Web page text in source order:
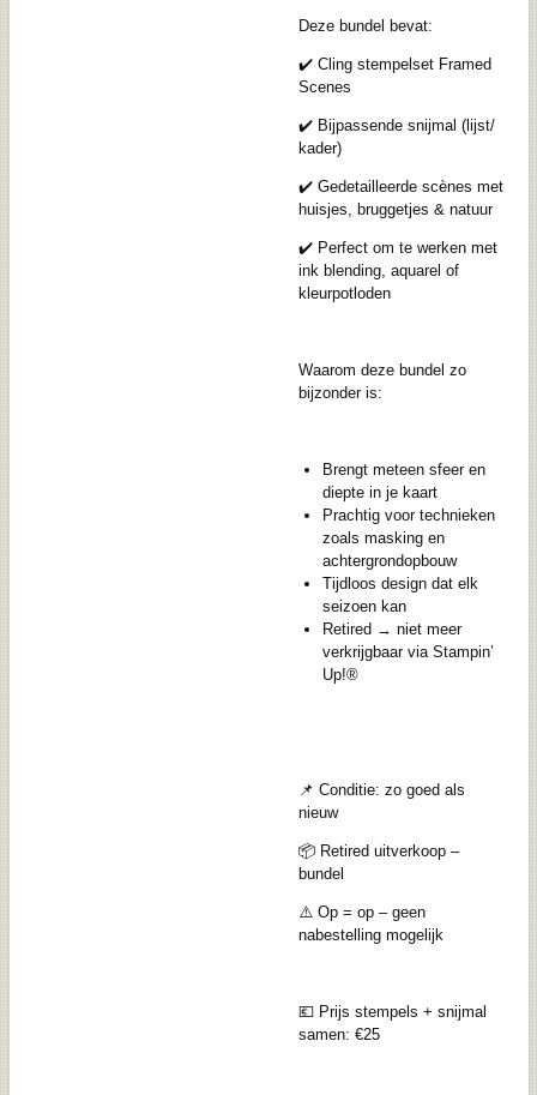
Deze bundel bevat:
✔️ Cling stempelset Framed
Scenes
✔️ Bijpassende snijmal (lijst/
kader)
✔️ Gedetailleerde scènes met
huisjes, bruggetjes & natuur
✔️ Perfect om te werken met
ink blending, aquarel of
kleurpotloden
Waarom deze bundel zo
bijzonder is:
Brengt meteen sfeer en
diepte in je kaart
Prachtig voor technieken
zoals masking en
achtergrondopbouw
Tijdloos design dat elk
seizoen kan
Retired → niet meer
verkrijgbaar via Stampin’
Up!®
📌 Conditie: zo goed als
nieuw
📦 Retired uitverkoop –
bundel
⚠️ Op = op – geen
nabestelling mogelijk
💶 Prijs stempels + snijmal
samen: €25